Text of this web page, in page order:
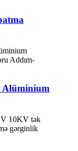
Alüminium